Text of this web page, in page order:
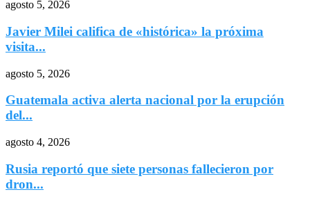
agosto 5, 2026
Javier Milei califica de «histórica» la próxima
visita...
agosto 5, 2026
Guatemala activa alerta nacional por la erupción
del...
agosto 4, 2026
Rusia reportó que siete personas fallecieron por
dron...